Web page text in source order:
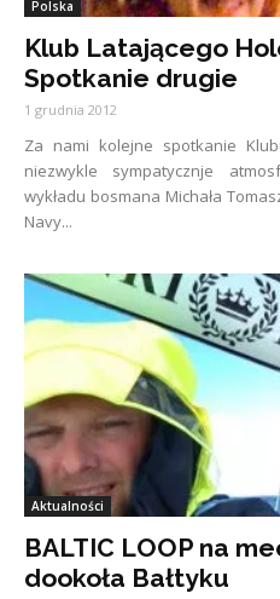
Polska
Klub Latającego
Spotkanie drugie
1 grudnia 2012
Za nami kolejne spotkanie
niezwykle sympatycznje
wykładu bosmana Michała
Navy...
Aktualności
BALTIC LOOP na
dookoła Bałtyku